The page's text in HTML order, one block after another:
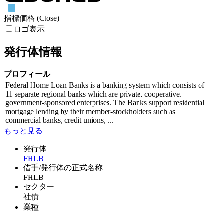
指標価格 (Close)
ロゴ表示
発行体情報
プロフィール
Federal Home Loan Banks is a banking system which consists of
11 separate regional banks which are private, cooperative,
government-sponsored enterprises. The Banks support residential
mortgage lending by their member-stockholders such as
commercial banks, credit unions, ...
もっと見る
発行体
FHLB
借手/発行体の正式名称
FHLB
セクター
社債
業種